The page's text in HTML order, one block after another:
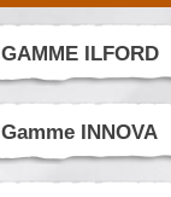
GAMME ILFORD
Gamme INNOVA